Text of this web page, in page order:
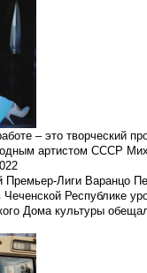
– это творческий
артистом СССР
Премьер-Лиги Варанцо
Чеченской Республике
Дома культуры